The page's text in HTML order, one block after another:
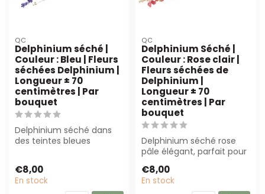
QC
Delphinium séché |
Couleur : Bleu | Fleurs
séchées Delphinium |
Longueur ± 70
centimètres | Par
bouquet
Delphinium séché dans
des teintes bleues
€8,00
En stock
QC
Delphinium Séché |
Couleur : Rose clair |
Fleurs séchées de
Delphinium |
Longueur ± 70
centimètres | Par
bouquet
Delphinium séché rose
pâle élégant, parfait pour
événements. ...
€8,00
En stock